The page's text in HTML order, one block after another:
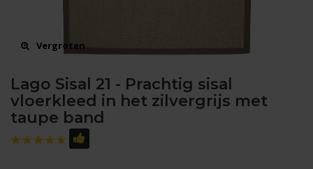
Vergroten
Lago Sisal 21 - Prachtig sisal
vloerkleed in het zilvergrijs met
taupe band